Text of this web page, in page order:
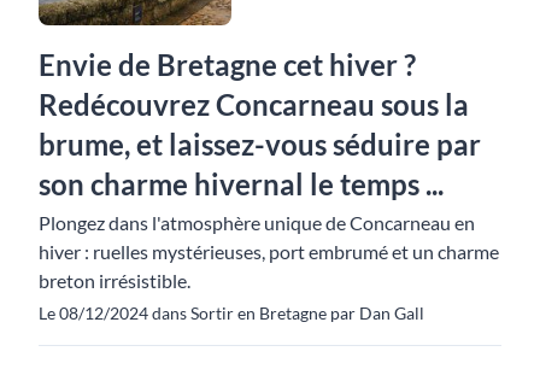
Envie de Bretagne cet hiver ?
Redécouvrez Concarneau sous la
brume, et laissez-vous séduire par
son charme hivernal le temps ...
Plongez dans l'atmosphère unique de Concarneau en
hiver : ruelles mystérieuses, port embrumé et un charme
breton irrésistible.
Le 08/12/2024 dans Sortir en Bretagne par Dan Gall